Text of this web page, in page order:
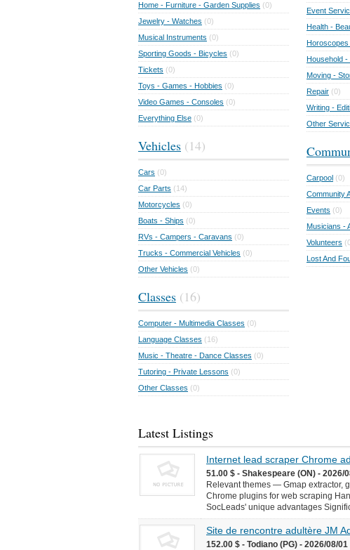
Home - Furniture - Garden Supplies (0)
Jewelry - Watches (0)
Musical Instruments (0)
Sporting Goods - Bicycles (0)
Tickets (0)
Toys - Games - Hobbies (0)
Video Games - Consoles (0)
Everything Else (0)
Vehicles (14)
Cars (0)
Car Parts (14)
Motorcycles (0)
Boats - Ships (0)
RVs - Campers - Caravans (0)
Trucks - Commercial Vehicles (0)
Other Vehicles (0)
Classes (16)
Computer - Multimedia Classes (0)
Language Classes (16)
Music - Theatre - Dance Classes (0)
Tutoring - Private Lessons (0)
Other Classes (0)
Event
Health -
Horoscopes
Household -
Moving -
Repair (0)
Writing -
Other
Carpool (0)
Community
Events (0)
Musicians -
Volunteers
Lost And
Latest Listings
Internet lead scraper Chrome
51.00 $ - Shakespeare (ON) - 2026/
Relevant themes — Gmap extractor,
Chrome plugins for web scraping
SocLeads' unique advantages
Site de rencontre adultère JM
152.00 $ - Todiano (PG) - 2026/08/01